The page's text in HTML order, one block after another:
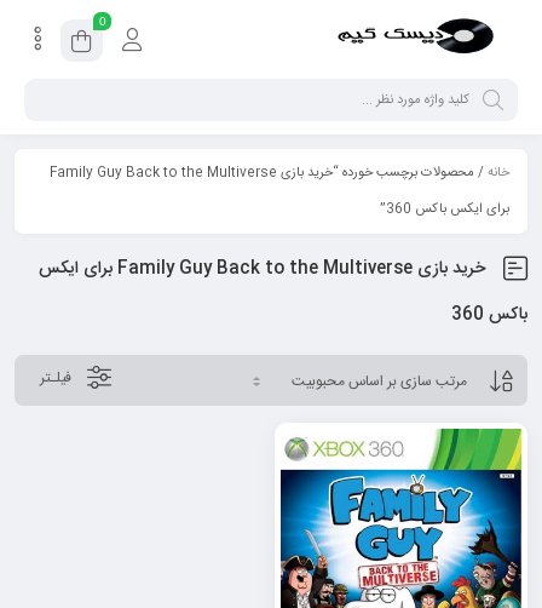
0
خانه
/ محصولات برچسب خورده “خرید بازی Family Guy Back to the Multiverse
برای ایکس باکس 360”
خرید بازی Family Guy Back to the Multiverse برای ایکس
باکس 360
فیلـتر